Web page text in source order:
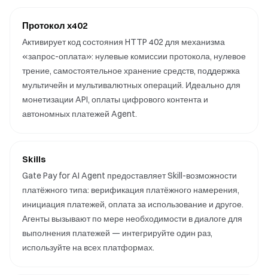
Протокол x402
Активирует код состояния HTTP 402 для механизма
«запрос-оплата»: нулевые комиссии протокола, нулевое
трение, самостоятельное хранение средств, поддержка
мультичейн и мультивалютных операций. Идеально для
монетизации API, оплаты цифрового контента и
автономных платежей Agent.
Skills
Gate Pay for AI Agent предоставляет Skill-возможности
платёжного типа: верификация платёжного намерения,
инициация платежей, оплата за использование и другое.
Агенты вызывают по мере необходимости в диалоге для
выполнения платежей — интегрируйте один раз,
используйте на всех платформах.